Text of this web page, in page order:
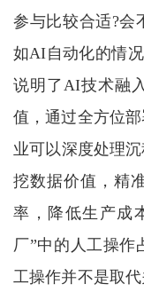
参与比较合适?会
如AI自动化的情
说明了AI技术融
值，通过全方位部
业可以深度处理
挖数据价值，精
率，降低生产成
厂”中的人工操作
工操作并不是取